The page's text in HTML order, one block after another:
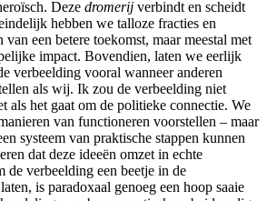
Deze dromerij verbindt en scheidt
hebben we talloze fracties en
een betere toekomst, maar meestal met
impact. Bovendien, laten we eerlijk
verbeelding vooral wanneer anderen
als wij. Ik zou de verbeelding niet
als het gaat om de politieke connectie. We
van functioneren voorstellen – maar
systeem van praktische stappen kunnen
dat deze ideeën omzet in echte
de verbeelding een beetje in de
is paradoxaal genoeg een hoop saaie